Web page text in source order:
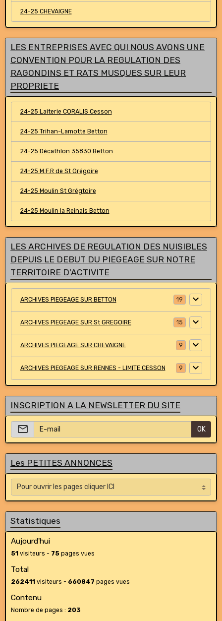
24-25 CHEVAIGNE
LES ENTREPRISES AVEC QUI NOUS AVONS UNE
CONVENTION POUR LA REGULATION DES
RAGONDINS ET RATS MUSQUES SUR LEUR
PROPRIETE
24-25 Laiterie CORALIS Cesson
24-25 Trihan-Lamotte Betton
24-25 Décathlon 35830 Betton
24-25 M.F.R de St Grégoire
24-25 Moulin St Grégtoire
24-25 Moulin la Reinais Betton
LES ARCHIVES DE REGULATION DES NUISIBLES
DEPUIS LE DEBUT DU PIEGEAGE SUR NOTRE
TERRITOIRE D'ACTIVITE
ARCHIVES PIEGEAGE SUR BETTON 19
ARCHIVES PIEGEAGE SUR St GREGOIRE 15
ARCHIVES PIEGEAGE SUR CHEVAIGNE 9
ARCHIVES PIEGEAGE SUR RENNES - LIMITE CESSON 9
INSCRIPTION A LA NEWSLETTER DU SITE
OK
Les PETITES ANNONCES
Statistiques
Aujourd'hui
51 visiteurs - 75 pages vues
Total
262411 visiteurs - 660847 pages vues
Contenu
Nombre de pages : 203